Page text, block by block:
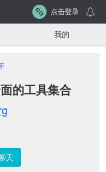
点击登录
我的
的工具集合
天